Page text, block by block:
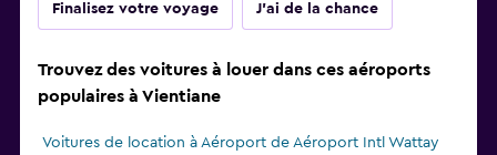
Finalisez votre voyage J'ai de la chance
Trouvez des voitures à louer dans ces aéroports
populaires à Vientiane
Voitures de location à Aéroport de Aéroport Intl Wattay